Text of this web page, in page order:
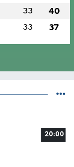
33 40
33 37
20:00